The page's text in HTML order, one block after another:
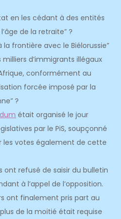
en les cédant à des entités
de la retraite” ?
la frontière avec le Biélorussie”
d’immigrants illégaux
conformément au
forcée imposé par la
?
était organisé le jour
par le PiS, soupçonné
les votes également de cette
ont refusé de saisir du bulletin
à l’appel de l’opposition.
ont finalement pris part au
de la moitié était requise